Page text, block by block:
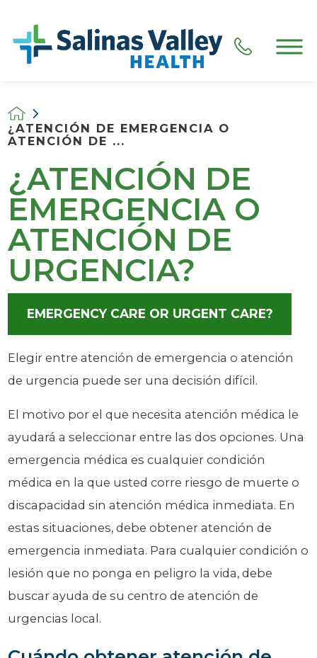
¿ATENCIÓN DE EMERGENCIA O
ATENCIÓN DE ...
¿ATENCIÓN DE
EMERGENCIA O
ATENCIÓN DE
URGENCIA?
EMERGENCY CARE OR URGENT CARE?
Elegir entre atención de emergencia o atención
de urgencia puede ser una decisión difícil.
El motivo por el que necesita atención médica le
ayudará a seleccionar entre las dos opciones. Una
emergencia médica es cualquier condición
médica en la que usted corre riesgo de muerte o
discapacidad sin atención médica inmediata. En
estas situaciones, debe obtener atención de
emergencia inmediata. Para cualquier condición o
lesión que no ponga en peligro la vida, debe
buscar ayuda de su centro de atención de
urgencias local.